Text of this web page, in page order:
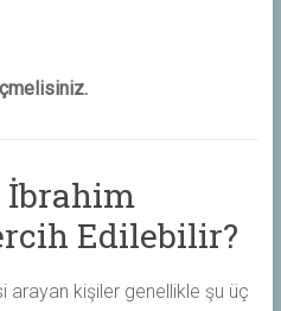
İbrahim
Edilebilir?
arayan kişiler genellikle şu üç